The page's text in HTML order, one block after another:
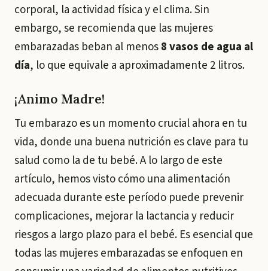
corporal, la actividad física y el clima. Sin
embargo, se recomienda que las mujeres
embarazadas beban al menos8 vasos de agua al
día, lo que equivale a aproximadamente 2 litros.
¡Animo Madre!
Tu embarazo es un momento crucial ahora en tu
vida, donde una buena nutrición es clave para tu
salud como la de tu bebé. A lo largo de este
artículo, hemos visto cómo una alimentación
adecuada durante este período puede prevenir
complicaciones, mejorar la lactancia y reducir
riesgos a largo plazo para el bebé. Es esencial que
todas las mujeres embarazadas se enfoquen en